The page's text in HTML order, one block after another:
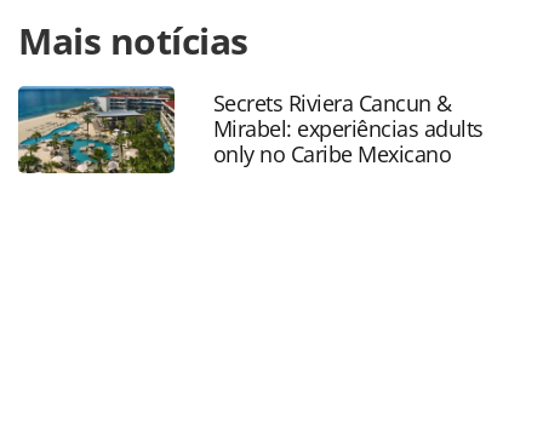
https://www.panrotas.com.br/aviacao/pesquisas-e-
estatisticas/2019/05/para-ceo-da-iata-politicas-do-governo-
prejudicam-aviacao_164615.html ou as ferramentas
oferecidas na página. Todo o conteúdo produzido pela
PANROTAS Editora é protegido pela legislação brasileira
sobre direito autoral. Não reproduza o conteúdo sem
Mais notícias
Secrets Riviera Cancun &
Mirabel: experiências adults
only no Caribe Mexicano